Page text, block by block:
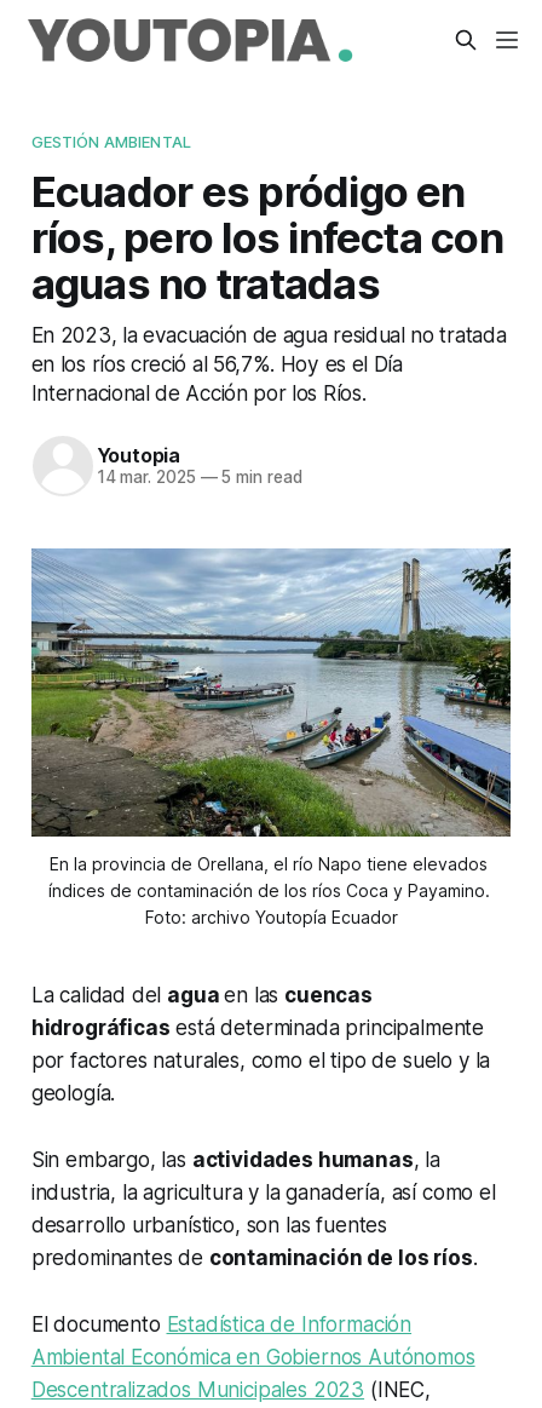
GESTIÓN AMBIENTAL
Ecuador es pródigo en
ríos, pero los infecta con
aguas no tratadas
En 2023, la evacuación de agua residual no tratada
en los ríos creció al 56,7%. Hoy es el Día
Internacional de Acción por los Ríos.
Youtopia
14 mar. 2025 —5 min read
En la provincia de Orellana, el río Napo tiene elevados
índices de contaminación de los ríos Coca y Payamino.
Foto: archivo Youtopía Ecuador
La calidad del aguaen las cuencas
hidrográficas está determinada principalmente
por factores naturales, como el tipo de suelo y la
geología.
Sin embargo, las actividades humanas, la
industria, la agricultura y la ganadería, así como el
desarrollo urbanístico, son las fuentes
predominantes de contaminación de los ríos.
El documento Estadística de Información
Ambiental Económica en Gobiernos Autónomos
Descentralizados Municipales 2023 (INEC,